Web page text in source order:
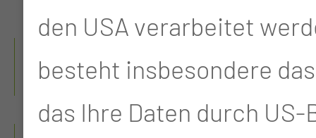
QUALIFIKATIONEN
den USA verarbeitet
besteht insbesondere
das Ihre Daten durch US-